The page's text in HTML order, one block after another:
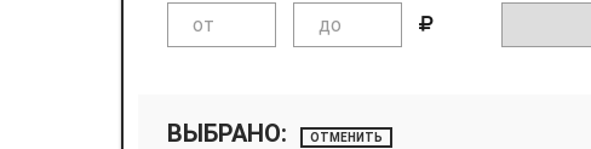
ВЫБРАНО: ОТМЕНИТЬ